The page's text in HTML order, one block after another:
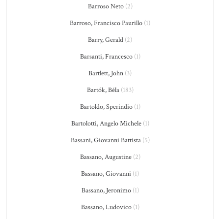
Barroso Neto(2)
Barroso, Francisco Paurillo (1)
Barry, Gerald (2)
Barsanti, Francesco(1)
Bartlett, John (3)
Bartók, Béla(183)
Bartoldo, Sperindio(1)
Bartolotti, Angelo Michele(1)
Bassani, Giovanni Battista(5)
Bassano, Augustine(2)
Bassano, Giovanni (1)
Bassano, Jeronimo(1)
Bassano, Ludovico(1)